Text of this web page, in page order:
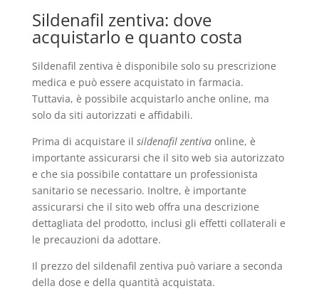
Sildenafil zentiva: dove
acquistarlo e quanto costa
Sildenafil zentiva è disponibile solo su prescrizione
medica e può essere acquistato in farmacia.
Tuttavia, è possibile acquistarlo anche online, ma
solo da siti autorizzati e affidabili.
Prima di acquistare il sildenafil zentivaonline, è
importante assicurarsi che il sito web sia autorizzato
e che sia possibile contattare un professionista
sanitario se necessario. Inoltre, è importante
assicurarsi che il sito web offra una descrizione
dettagliata del prodotto, inclusi gli effetti collaterali e
le precauzioni da adottare.
Il prezzo del sildenafil zentiva può variare a seconda
della dose e della quantità acquistata.